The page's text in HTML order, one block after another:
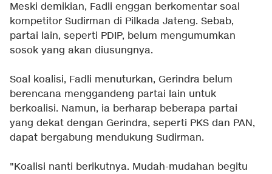
Meski demikian, Fadli enggan berkomentar soal
kompetitor Sudirman di Pilkada Jateng. Sebab,
partai lain, seperti PDIP, belum mengumumkan
sosok yang akan diusungnya.
Soal koalisi, Fadli menuturkan, Gerindra belum
berencana menggandeng partai lain untuk
berkoalisi. Namun, ia berharap beberapa partai
yang dekat dengan Gerindra, seperti PKS dan PAN,
dapat bergabung mendukung Sudirman.
"Koalisi nanti berikutnya. Mudah-mudahan begitu